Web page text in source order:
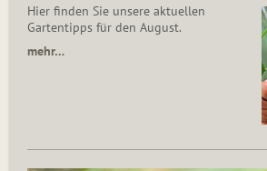
Hier finden Sie unsere aktuellen
Gartentipps für den August.
mehr…